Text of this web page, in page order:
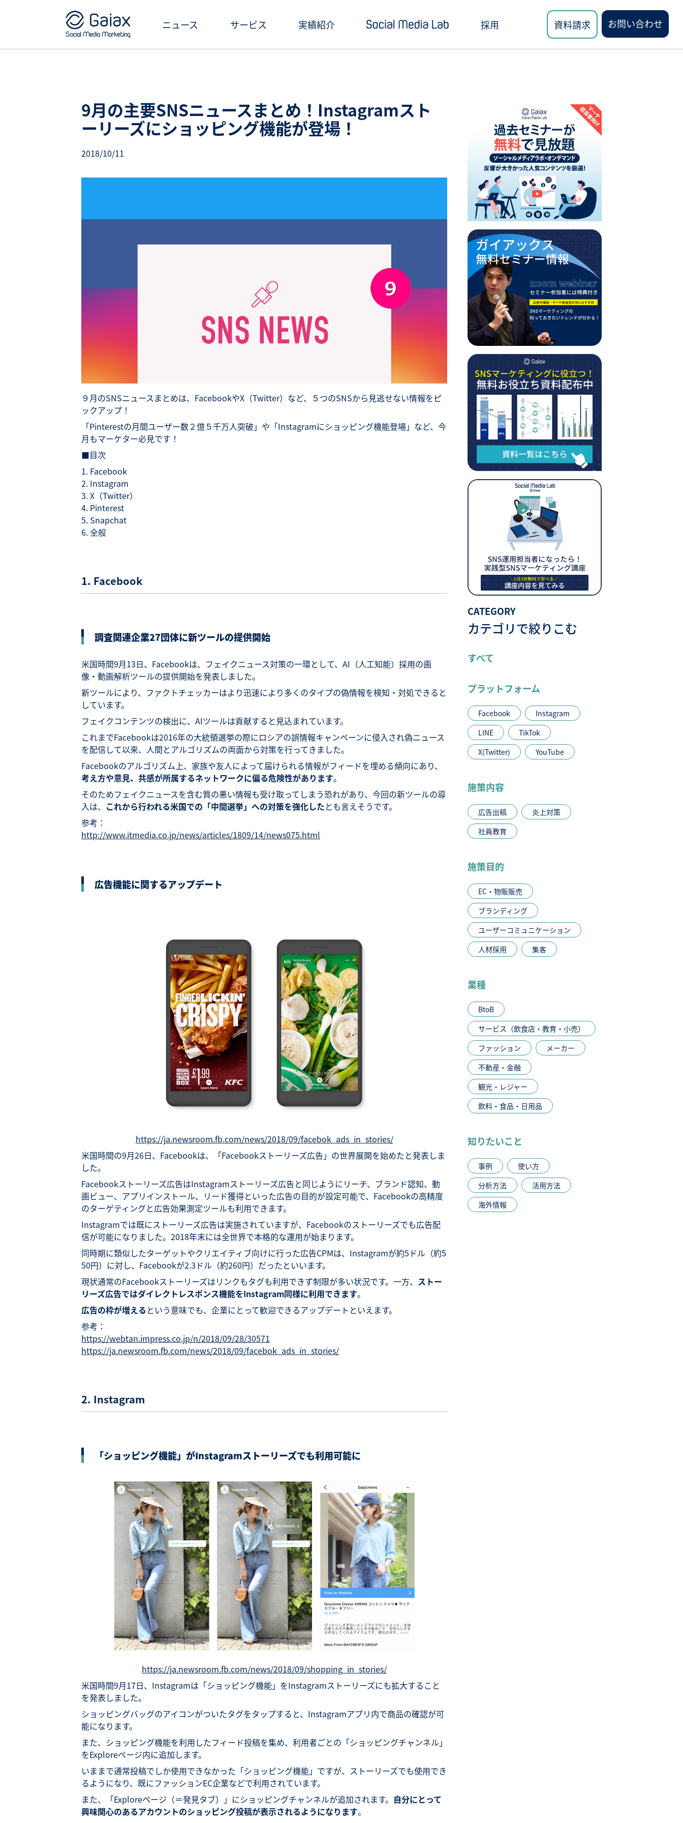
ニュース サービス
クリエイティブ制作・撮影
SNS投稿キャンペーン
SNS広告運用
SNS勉強会・eラーニング
実績紹介
お役立ち資料ダウンロード
採用 資料請求 お問い合わせ
9月の主要SNSニュースまとめ！Instagramスト
ーリーズにショッピング機能が登場！
2018/10/11
９月のSNSニュースまとめは、FacebookやX（Twitter）など、５つのSNSから見逃せない情報をピ
ックアップ！
「Pinterestの月間ユーザー数２億５千万人突破」や「Instagramにショッピング機能登場」など、今
月もマーケター必見です！
■目次
Facebook
Instagram
X（Twitter）
Pinterest
Snapchat
全般
1. Facebook
調査関連企業27団体に新ツールの提供開始
米国時間9月13日、Facebookは、フェイクニュース対策の一環として、AI（人工知能）採用の画
像・動画解析ツールの提供開始を発表しました。
新ツールにより、ファクトチェッカーはより迅速により多くのタイプの偽情報を検知・対処できると
しています。
フェイクコンテンツの検出に、AIツールは貢献すると見込まれています。
これまでFacebookは2016年の大統領選挙の際にロシアの誤情報キャンペーンに侵入され偽ニュース
を配信して以来、人間とアルゴリズムの両面から対策を行ってきました。
Facebookのアルゴリズム上、家族や友人によって届けられる情報がフィードを埋める傾向にあり、
考え方や意見、共感が所属するネットワークに偏る危険性があります。
そのためフェイクニュースを含む質の悪い情報も受け取ってしまう恐れがあり、今回の新ツールの導
入は、 これから行われる米国での「中間選挙」への対策を強化したとも言えそうです。
参考：
http://www.itmedia.co.jp/news/articles/1809/14/news075.html
広告機能に関するアップデート
https://ja.newsroom.fb.com/news/2018/09/facebok_ads_in_stories/
米国時間の9月26日、Facebookは、「Facebookストーリーズ広告」の世界展開を始めたと発表しま
した。
Facebookストーリーズ広告はInstagramストーリーズ広告と同じようにリーチ、ブランド認知、動
画ビュー、アプリインストール、リード獲得といった広告の目的が設定可能で、Facebookの高精度
のターゲティングと広告効果測定ツールも利用できます。
Instagramでは既にストーリーズ広告は実施されていますが、Facebookのストーリーズでも広告配
信が可能になりました。2018年末には全世界で本格的な運用が始まります。
同時期に類似したターゲットやクリエイティブ向けに行った広告CPMは、Instagramが約5ドル（約5
50円）に対し、Facebookが2.3ドル（約260円）だったといいます。
現状通常のFacebookストーリーズはリンクもタグも利用できず制限が多い状況です。一方、 ストー
リーズ広告ではダイレクトレスポンス機能をInstagram同様に利用できます。
広告の枠が増える という意味でも、企業にとって歓迎できるアップデートといえます。
参考：
https://webtan.impress.co.jp/n/2018/09/28/30571
https://ja.newsroom.fb.com/news/2018/09/facebok_ads_in_stories/
2. Instagram
「ショッピング機能」がInstagramストーリーズでも利用可能に
https://ja.newsroom.fb.com/news/2018/09/shopping_in_stories/
米国時間9月17日、Instagramは「ショッピング機能」をInstagramストーリーズにも拡大すること
を発表しました。
ショッピングバッグのアイコンがついたタグをタップすると、Instagramアプリ内で商品の確認が可
能になります。
また、ショッピング機能を利用したフィード投稿を集め、利用者ごとの「ショッピングチャンネル」
をExploreページ内に追加します。
いままで通常投稿でしか使用できなかった「ショッピング機能」ですが、ストーリーズでも使用でき
るようになり、既にファッションEC企業などで利用されています。
また、「Exploreページ（＝発見タブ）」にショッピングチャンネルが追加されます。 自分にとって
興味関心のあるアカウントのショッピング投稿が表示されるようになります。
CATEGORY
カテゴリで絞りこむ
すべて
プラットフォーム
Facebook
Instagram
LINE
TikTok
X(Twitter)
YouTube
施策内容
広告出稿
炎上対策
社員教育
施策目的
EC・物販販売
ブランディング
ユーザーコミュニケーション
人材採用
集客
業種
BtoB
サービス（飲食店・教育・小売）
ファッション
メーカー
不動産・金融
観光・レジャー
飲料・食品・日用品
知りたいこと
事例
使い方
分析方法
活用方法
海外情報